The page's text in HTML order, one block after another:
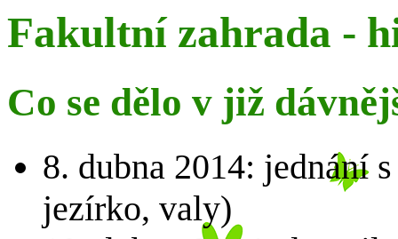
Fakultní zahrada -
Co se dělo v již
8. dubna 2014: jednání
jezírko, valy)